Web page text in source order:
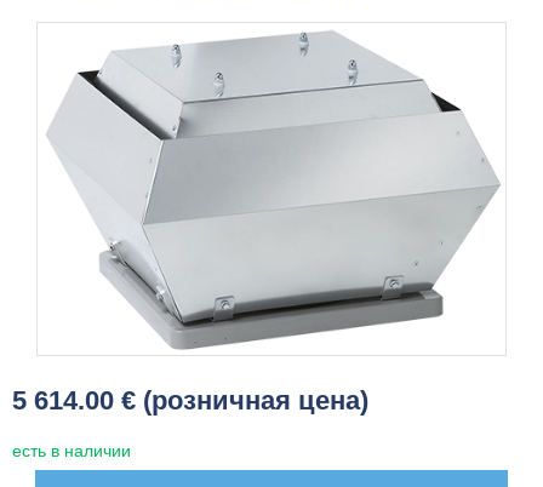
5 614.00 € (розничная цена)
есть в наличии